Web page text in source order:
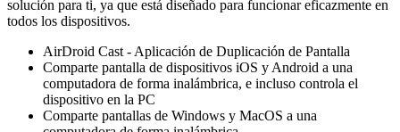
solución para ti, ya que está diseñado para funcionar eficazmente en
todos los dispositivos.
AirDroid Cast - Aplicación de Duplicación de Pantalla
Comparte pantalla de dispositivos iOS y Android a una
computadora de forma inalámbrica, e incluso controla el
dispositivo en la PC
Comparte pantallas de Windows y MacOS a una